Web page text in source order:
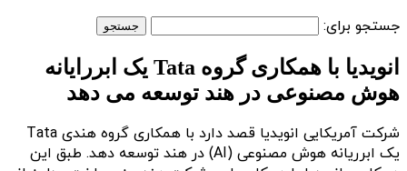
جستجو برای:
انویدیا با همکاری گروه Tata یک ابررایانه
هوش مصنوعی در هند توسعه می دهد
شرکت آمریکایی انویدیا قصد دارد با همکاری گروه هندی Tata
یک ابرریانه هوش مصنوعی (AI) در هند توسعه دهد. طبق این